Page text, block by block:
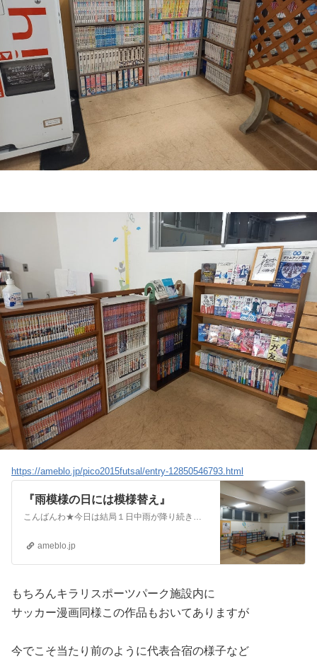
https://ameblo.jp/pico2015futsal/entry-12850546793.html
『雨模様の日には模様替え』
こんばんわ★今日は結局１日中雨が降り続きましたね(・・;)せっかく〔GW3時間個サル〕たくさんの方々にご予約いただけていたのですが…残念無念。。。https:…
ameblo.jp
もちろんキラリスポーツパーク施設内に
サッカー漫画同様この作品もおいてありますが
今でこそ当たり前のように代表合宿の様子など